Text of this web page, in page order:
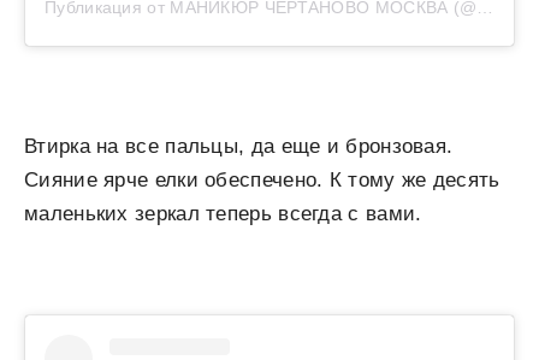
Втирка на все пальцы, да еще и бронзовая.
Сияние ярче елки обеспечено. К тому же десять
маленьких зеркал теперь всегда с вами.